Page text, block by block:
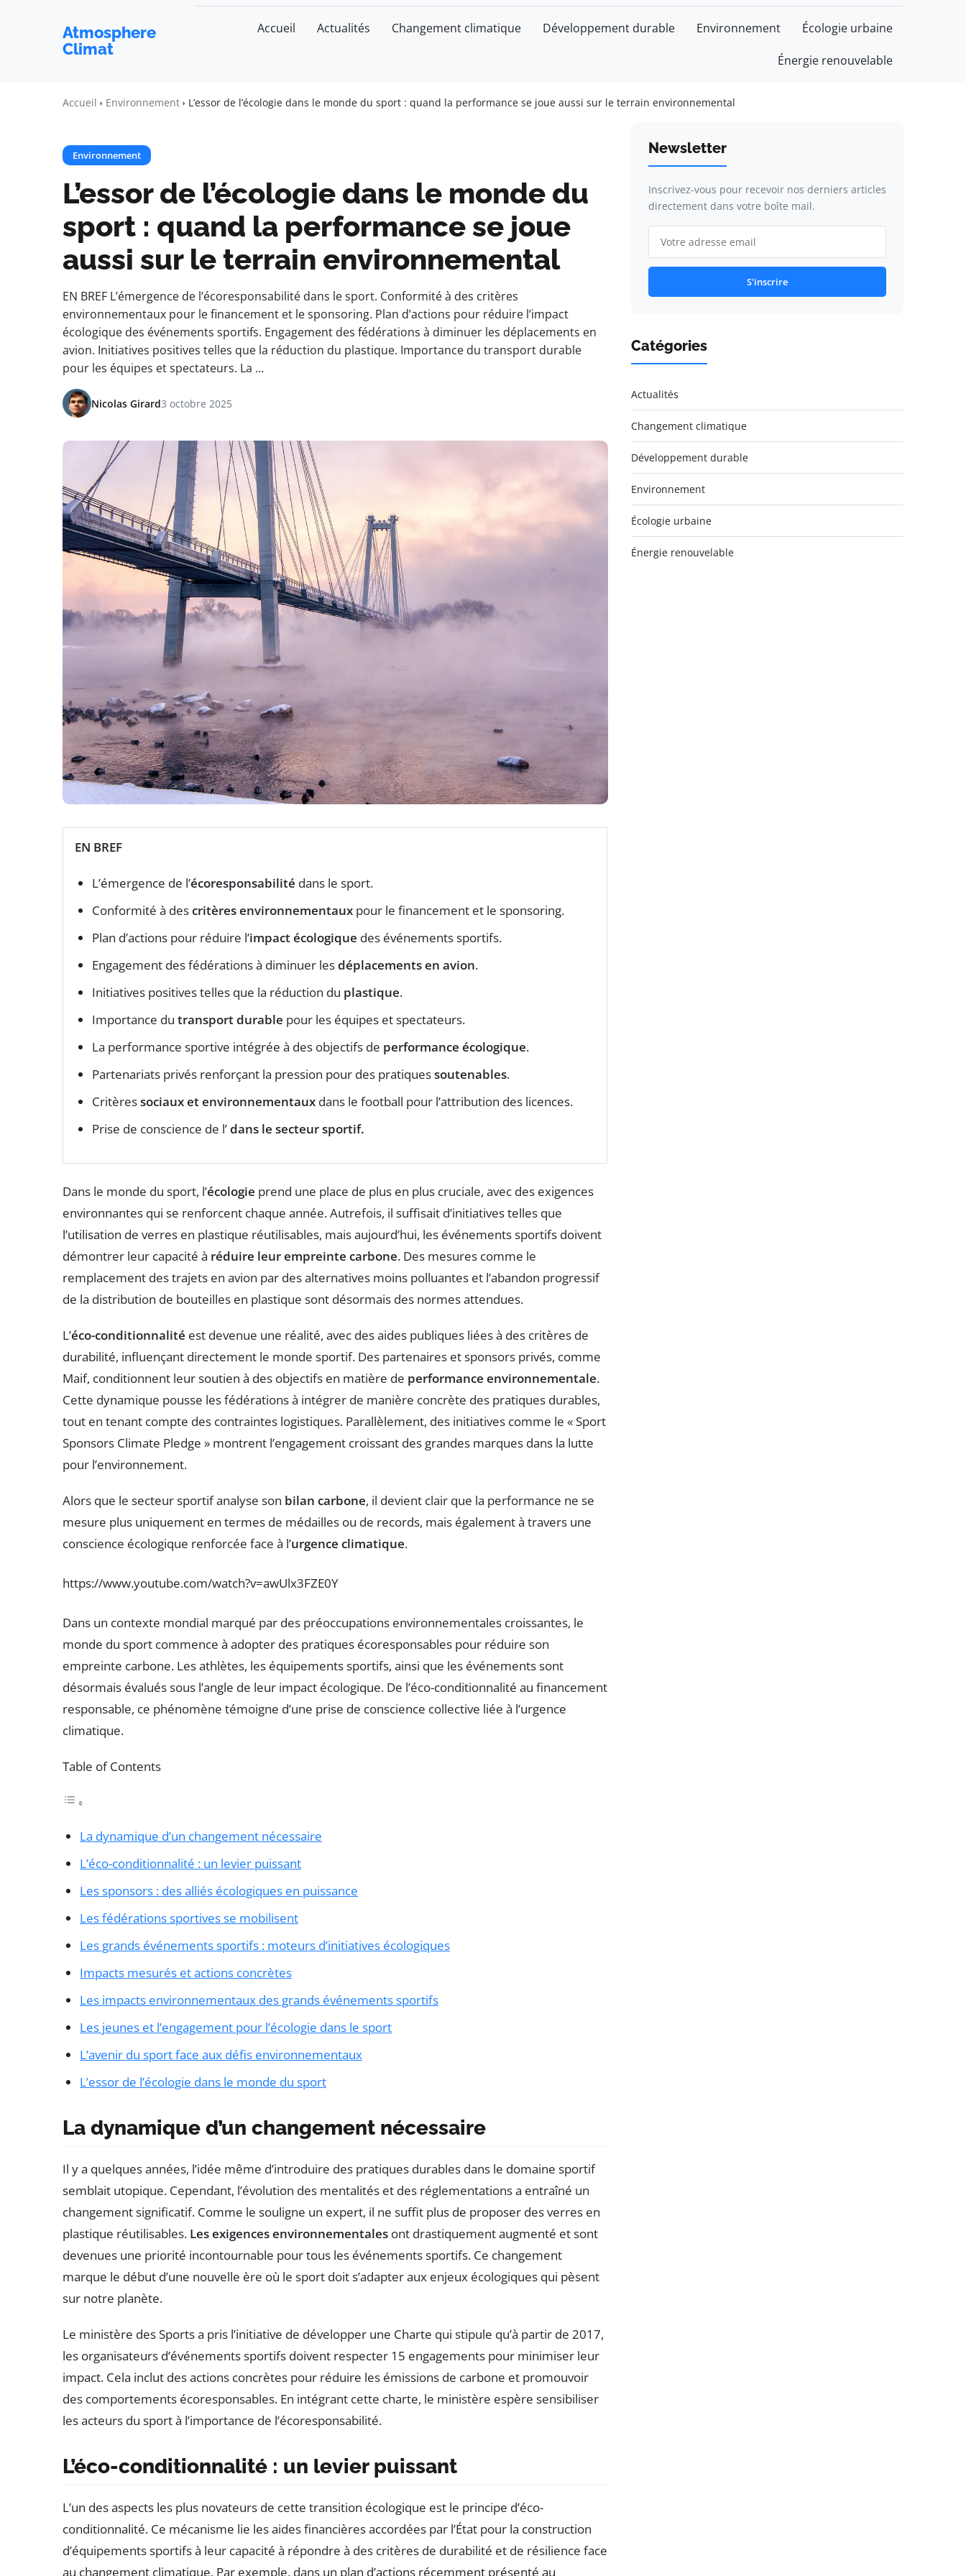
Atmosphere
Climat
Accueil Actualités Changement climatique Développement durable Environnement Écologie urbaine
Énergie renouvelable
Accueil Environnement L’essor de l’écologie dans le monde du sport : quand la performance se joue aussi sur le terrain environnemental
Environnement
L’essor de l’écologie dans le monde du
sport : quand la performance se joue
aussi sur le terrain environnemental
EN BREF L’émergence de l’écoresponsabilité dans le sport. Conformité à des critères
environnementaux pour le financement et le sponsoring. Plan d’actions pour réduire l’impact
écologique des événements sportifs. Engagement des fédérations à diminuer les déplacements en
avion. Initiatives positives telles que la réduction du plastique. Importance du transport durable
pour les équipes et spectateurs. La …
Nicolas Girard3 octobre 2025
EN BREF
L’émergence de l’écoresponsabilité dans le sport.
Conformité à descritères environnementaux pour le financement et le sponsoring.
Plan d’actions pour réduire l’impact écologique des événements sportifs.
Engagement des fédérations à diminuer lesdéplacements en avion.
Initiatives positives telles que la réduction du plastique.
Importance du transport durable pour les équipes et spectateurs.
La performance sportive intégrée à des objectifs de performance écologique.
Partenariats privés renforçant la pression pour des pratiquessoutenables.
Critèressociaux et environnementaux dans le football pour l’attribution des licences.
Prise de conscience de l’dans le secteur sportif.
Dans le monde du sport, l’écologie prend une place de plus en plus cruciale, avec des exigences
environnantes qui se renforcent chaque année. Autrefois, il suffisait d’initiatives telles que
l’utilisation de verres en plastique réutilisables, mais aujourd’hui, les événements sportifs doivent
démontrer leur capacité à réduire leur empreinte carbone. Des mesures comme le
remplacement des trajets en avion par des alternatives moins polluantes et l’abandon progressif
de la distribution de bouteilles en plastique sont désormais des normes attendues.
L’éco-conditionnalité est devenue une réalité, avec des aides publiques liées à des critères de
durabilité, influençant directement le monde sportif. Des partenaires et sponsors privés, comme
Maif, conditionnent leur soutien à des objectifs en matière de performance environnementale.
Cette dynamique pousse les fédérations à intégrer de manière concrète des pratiques durables,
tout en tenant compte des contraintes logistiques. Parallèlement, des initiatives comme le « Sport
Sponsors Climate Pledge » montrent l’engagement croissant des grandes marques dans la lutte
pour l’environnement.
Alors que le secteur sportif analyse son bilan carbone, il devient clair que la performance ne se
mesure plus uniquement en termes de médailles ou de records, mais également à travers une
conscience écologique renforcée face à l’urgence climatique.
https://www.youtube.com/watch?v=awUlx3FZE0Y
Dans un contexte mondial marqué par des préoccupations environnementales croissantes, le
monde du sport commence à adopter des pratiques écoresponsables pour réduire son
empreinte carbone. Les athlètes, les équipements sportifs, ainsi que les événements sont
désormais évalués sous l’angle de leur impact écologique. De l’éco-conditionnalité au financement
responsable, ce phénomène témoigne d’une prise de conscience collective liée à l’urgence
climatique.
Table of Contents
La dynamique d’un changement nécessaire
L’éco-conditionnalité : un levier puissant
Les sponsors : des alliés écologiques en puissance
Les fédérations sportives se mobilisent
Les grands événements sportifs : moteurs d’initiatives écologiques
Impacts mesurés et actions concrètes
Les impacts environnementaux des grands événements sportifs
Les jeunes et l’engagement pour l’écologie dans le sport
L’avenir du sport face aux défis environnementaux
L’essor de l’écologie dans le monde du sport
La dynamique d’un changement nécessaire
Il y a quelques années, l’idée même d’introduire des pratiques durables dans le domaine sportif
semblait utopique. Cependant, l’évolution des mentalités et des réglementations a entraîné un
changement significatif. Comme le souligne un expert, il ne suffit plus de proposer des verres en
plastique réutilisables. Les exigences environnementales ont drastiquement augmenté et sont
devenues une priorité incontournable pour tous les événements sportifs. Ce changement
marque le début d’une nouvelle ère où le sport doit s’adapter aux enjeux écologiques qui pèsent
sur notre planète.
Le ministère des Sports a pris l’initiative de développer une Charte qui stipule qu’à partir de 2017,
les organisateurs d’événements sportifs doivent respecter 15 engagements pour minimiser leur
impact. Cela inclut des actions concrètes pour réduire les émissions de carbone et promouvoir
des comportements écoresponsables. En intégrant cette charte, le ministère espère sensibiliser
les acteurs du sport à l’importance de l’écoresponsabilité.
L’éco-conditionnalité : un levier puissant
L’un des aspects les plus novateurs de cette transition écologique est le principe d’éco-
conditionnalité. Ce mécanisme lie les aides financières accordées par l’État pour la construction
d’équipements sportifs à leur capacité à répondre à des critères de durabilité et de résilience face
au changement climatique. Par exemple, dans un plan d’actions récemment présenté au
Newsletter
Inscrivez-vous pour recevoir nos derniers articles
directement dans votre boîte mail.
S'inscrire
Catégories
Actualités
Changement climatique
Développement durable
Environnement
Écologie urbaine
Énergie renouvelable